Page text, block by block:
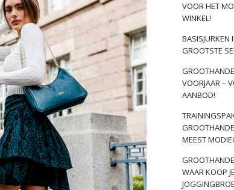
VOOR HET
WINKEL!
BASISJURKEN
GROOTSTE
VOORJAAR –
AANBOD!
MEEST
WAAR KOOP